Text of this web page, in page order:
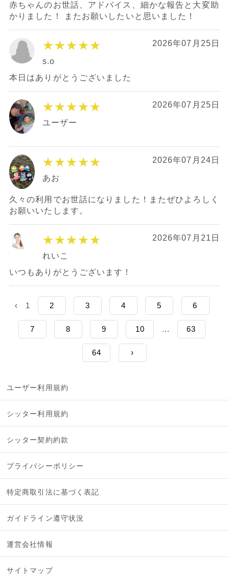
赤ちゃんのお世話、アドバイス、細かな報告と大変助
かりました！ またお願いしたいと思いました！
★★★★★ 2026年07月25日
s.o
本日はありがとうございました
★★★★★ 2026年07月25日
ユーザー
★★★★★ 2026年07月24日
あお
久々の利用でお世話になりました！またぜひよろしく
お願いいたします。
★★★★★ 2026年07月21日
れいこ
いつもありがとうございます！
‹ 1 2 3 4 5 6
7 8 9 10 ... 63
64 ›
ユーザー利用規約
シッター利用規約
シッター契約約款
プライバシーポリシー
特定商取引法に基づく表記
ガイドライン遵守状況
運営会社情報
サイトマップ